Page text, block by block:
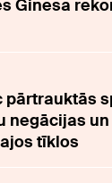
Ginesa
pārtrauktās
negācijas
tīklos